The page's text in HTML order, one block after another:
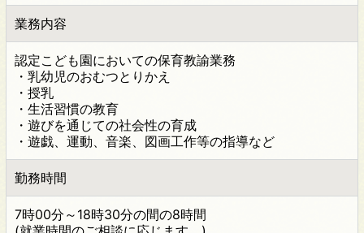
業務内容
認定こども園においての保育教諭業務
・乳幼児のおむつとりかえ
・授乳
・生活習慣の教育
・遊びを通じての社会性の育成
・遊戯、運動、音楽、図画工作等の指導など
勤務時間
7時00分～18時30分の間の8時間